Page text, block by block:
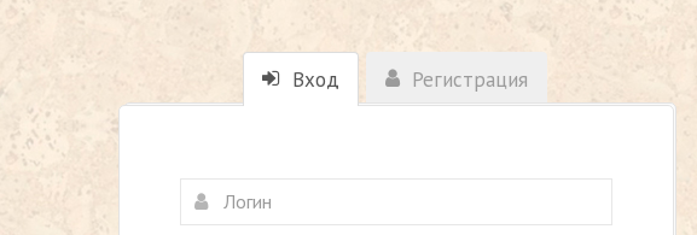
Вход Регистрация